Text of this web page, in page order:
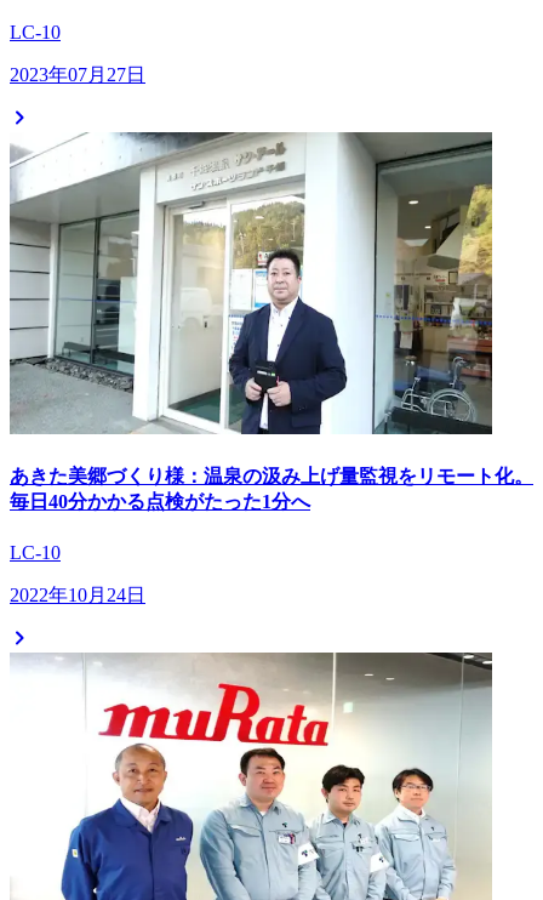
LC-10
2023年07月27日
あきた美郷づくり様：温泉の汲み上げ量監視をリモート化。
毎日40分かかる点検がたった1分へ
LC-10
2022年10月24日